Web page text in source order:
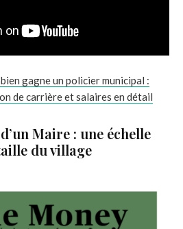
gagne un policier municipal :
de carrière et salaires en détail
Maire : une échelle
du village